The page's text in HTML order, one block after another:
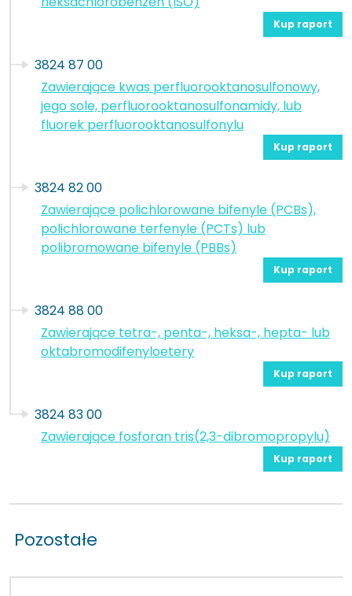
Kup raport
3824 87 00
Zawierające kwas perfluorooktanosulfonowy,
jego sole, perfluorooktanosulfonamidy, lub
fluorek perfluorooktanosulfonylu
Kup raport
3824 82 00
Zawierające polichlorowane bifenyle (PCBs),
polichlorowane terfenyle (PCTs) lub
polibromowane bifenyle (PBBs)
Kup raport
3824 88 00
Zawierające tetra-, penta-, heksa-, hepta- lub
oktabromodifenyloetery
Kup raport
3824 83 00
Zawierające fosforan tris(2,3-dibromopropylu)
Kup raport
Pozostałe